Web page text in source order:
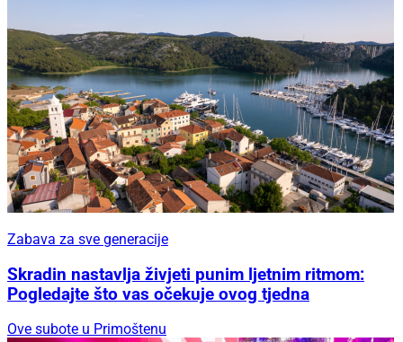
Zabava za sve generacije
Skradin nastavlja živjeti punim ljetnim ritmom:
Pogledajte što vas očekuje ovog tjedna
Ove subote u Primoštenu